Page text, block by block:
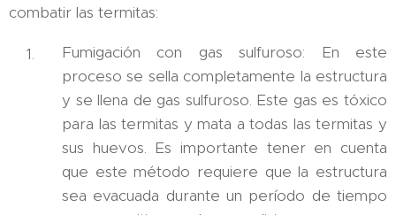
combatir las termitas:
Fumigación con gas sulfuroso: En este
proceso se sella completamente la estructura
y se llena de gas sulfuroso. Este gas es tóxico
para las termitas y mata a todas las termitas y
sus huevos. Es importante tener en cuenta
que este método requiere que la estructura
sea evacuada durante un período de tiempo